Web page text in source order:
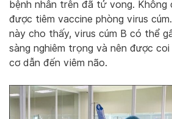
bệnh nhân trên đã tử vong. Không
được tiêm vaccine phòng virus
này cho thấy, virus cúm B có thể
sàng nghiêm trọng và nên được
cơ dẫn đến viêm não.